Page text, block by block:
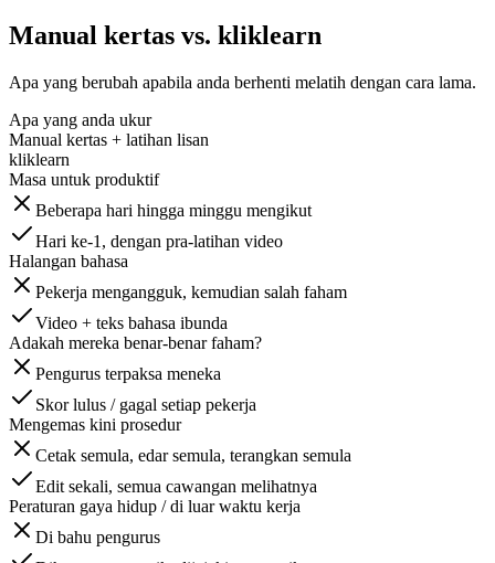
Manual kertas vs. kliklearn
Apa yang berubah apabila anda berhenti melatih dengan cara lama.
Apa yang anda ukur
Manual kertas + latihan lisan
kliklearn
Masa untuk produktif
Beberapa hari hingga minggu mengikut
Hari ke-1, dengan pra-latihan video
Halangan bahasa
Pekerja mengangguk, kemudian salah faham
Video + teks bahasa ibunda
Adakah mereka benar-benar faham?
Pengurus terpaksa meneka
Skor lulus / gagal setiap pekerja
Mengemas kini prosedur
Cetak semula, edar semula, terangkan semula
Edit sekali, semua cawangan melihatnya
Peraturan gaya hidup / di luar waktu kerja
Di bahu pengurus